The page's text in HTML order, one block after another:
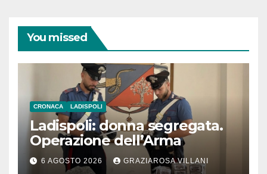
You missed
CRONACA LADISPOLI
Ladispoli: donna segregata.
Operazione dell’Arma
6 AGOSTO 2026 GRAZIAROSA VILLANI